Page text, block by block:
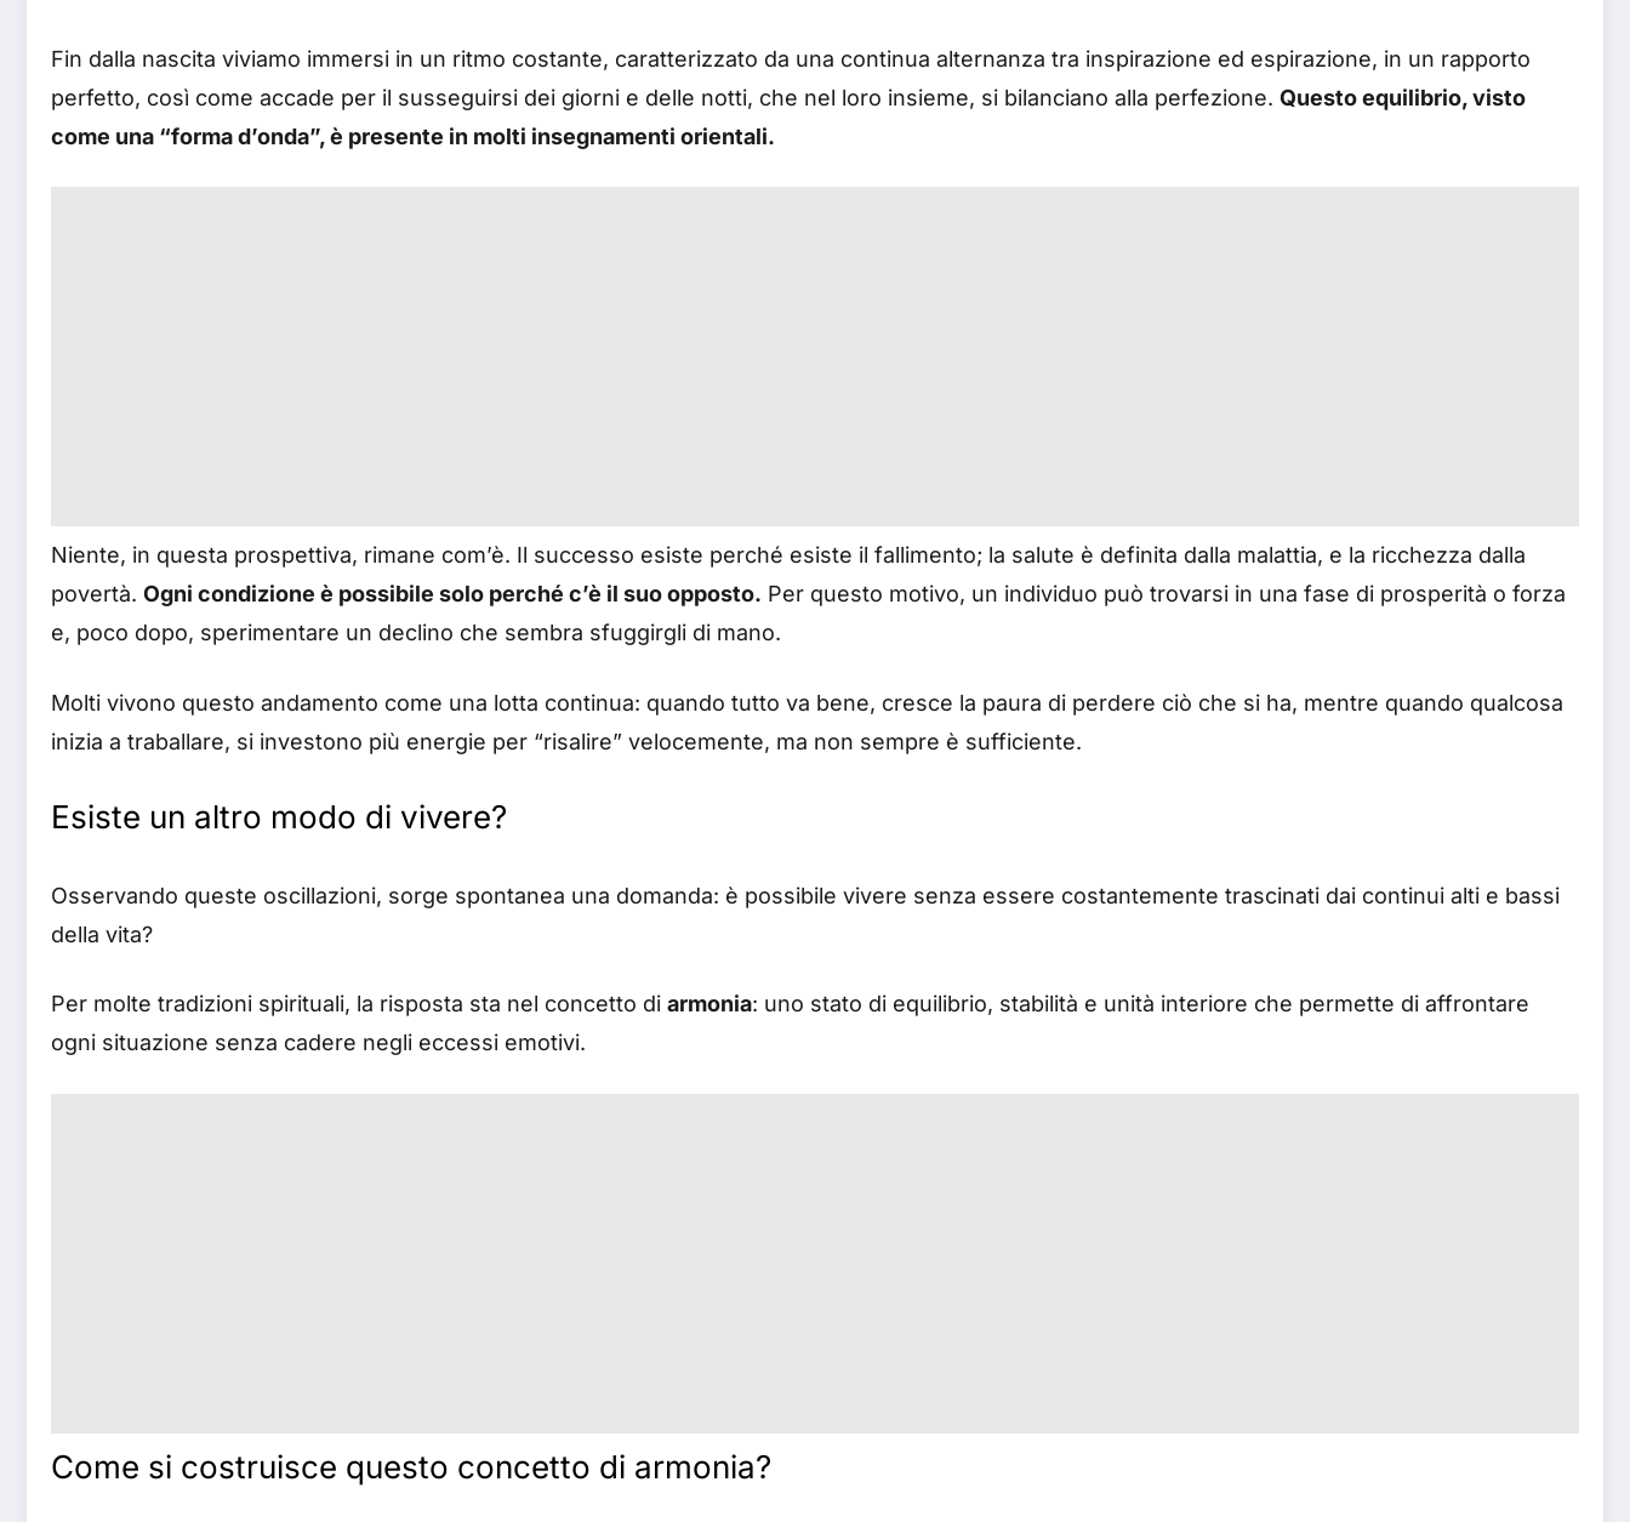
Fin dalla nascita viviamo immersi in un ritmo costante, caratterizzato da una continua alternanza tra inspirazione ed espirazione, in un rapporto
perfetto, così come accade per il susseguirsi dei giorni e delle notti, che nel loro insieme, si bilanciano alla perfezione. Questo equilibrio, visto
come una “forma d’onda”, è presente in molti insegnamenti orientali.
Niente, in questa prospettiva, rimane com’è. Il successo esiste perché esiste il fallimento; la salute è definita dalla malattia, e la ricchezza dalla
povertà. Ogni condizione è possibile solo perché c’è il suo opposto. Per questo motivo, un individuo può trovarsi in una fase di prosperità o forza
e, poco dopo, sperimentare un declino che sembra sfuggirgli di mano.
Molti vivono questo andamento come una lotta continua: quando tutto va bene, cresce la paura di perdere ciò che si ha, mentre quando qualcosa
inizia a traballare, si investono più energie per “risalire” velocemente, ma non sempre è sufficiente.
Esiste un altro modo di vivere?
Osservando queste oscillazioni, sorge spontanea una domanda: è possibile vivere senza essere costantemente trascinati dai continui alti e bassi
della vita?
Per molte tradizioni spirituali, la risposta sta nel concetto di armonia: uno stato di equilibrio, stabilità e unità interiore che permette di affrontare
ogni situazione senza cadere negli eccessi emotivi.
Come si costruisce questo concetto di armonia?